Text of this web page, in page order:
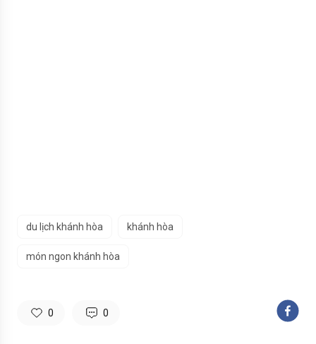
du lịch khánh hòa khánh hòa
món ngon khánh hòa
0 0